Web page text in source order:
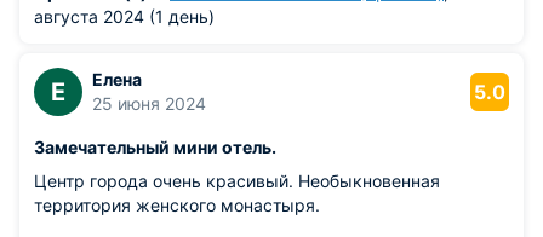
августа 2024 (1 день)
Е
Елена
25 июня 2024
5.0
Замечательный мини отель.
Центр города очень красивый. Необыкновенная
территория женского монастыря.